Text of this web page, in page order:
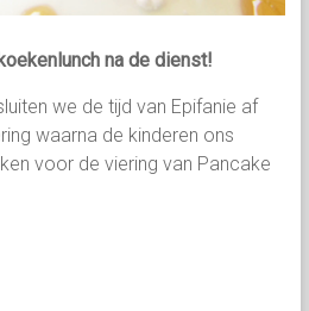
na de dienst!
we de tijd van Epifanie af
waarna de kinderen ons
voor de viering van Pancake